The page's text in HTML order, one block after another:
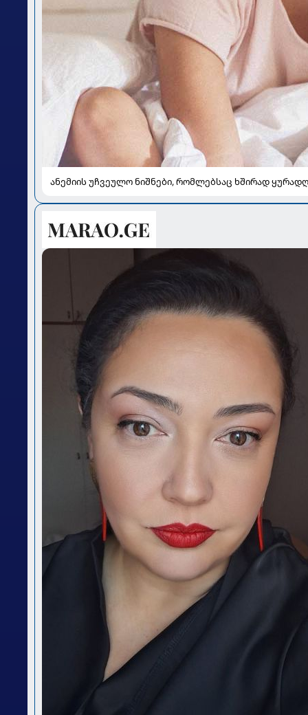
ანემიის უჩვეულო ნიშნები, რომლებსაც ხშირად